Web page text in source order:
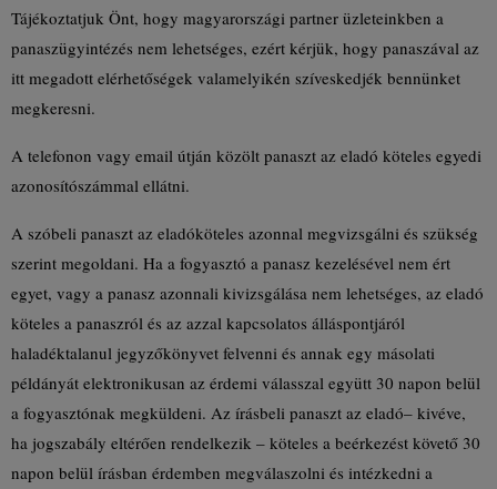
Tájékoztatjuk Önt, hogy magyarországi partner üzleteinkben a
panaszügyintézés nem lehetséges, ezért kérjük, hogy panaszával az
itt megadott elérhetőségek valamelyikén szíveskedjék bennünket
megkeresni.
A telefonon vagy email útján közölt panaszt az eladó köteles egyedi
azonosítószámmal ellátni.
A szóbeli panaszt az eladóköteles azonnal megvizsgálni és szükség
szerint megoldani. Ha a fogyasztó a panasz kezelésével nem ért
egyet, vagy a panasz azonnali kivizsgálása nem lehetséges, az eladó
köteles a panaszról és az azzal kapcsolatos álláspontjáról
haladéktalanul jegyzőkönyvet felvenni és annak egy másolati
példányát elektronikusan az érdemi válasszal együtt 30 napon belül
a fogyasztónak megküldeni. Az írásbeli panaszt az eladó– kivéve,
ha jogszabály eltérően rendelkezik – köteles a beérkezést követő 30
napon belül írásban érdemben megválaszolni és intézkedni a